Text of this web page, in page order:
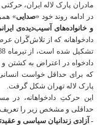
مادران پارک لاله ایران،
در ادامه روند خود «صدایی»
و خانواده‌های آسیب‌دیده‌ی
دادخواهانه که از تلاش‌گَران
دادخواه در اعتراض به کشتن
که برای حداقل خواست انسانی
پارک لاله تهران شکل گرفت.
این حرکتِ دادخواهانه،
حداقلی و مشخص زیر را
- آزادی زندانیان سیاسی و